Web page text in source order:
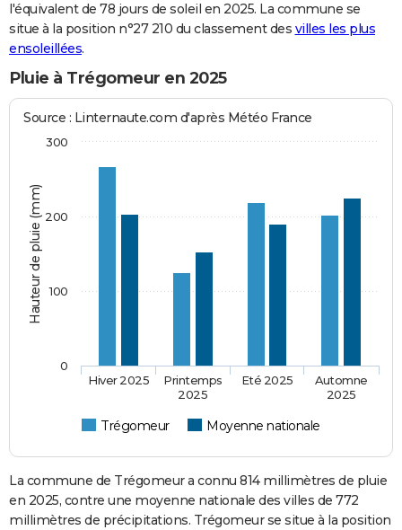
l'équivalent de 78 jours de soleil en 2025. La commune se
situe à la position n°27 210 du classement des villes les plus
ensoleillées.
Pluie à Trégomeur en 2025
Hauteur de pluie (mm)
Source : Linternaute.com d'après Météo France
Trégomeur Moyenne nationale
Hiver 2025
Printemps
2025
Eté 2025
Automne
2025
0
100
200
300
La commune de Trégomeur a connu 814 millimètres de pluie
en 2025, contre une moyenne nationale des villes de 772
millimètres de précipitations. Trégomeur se situe à la position